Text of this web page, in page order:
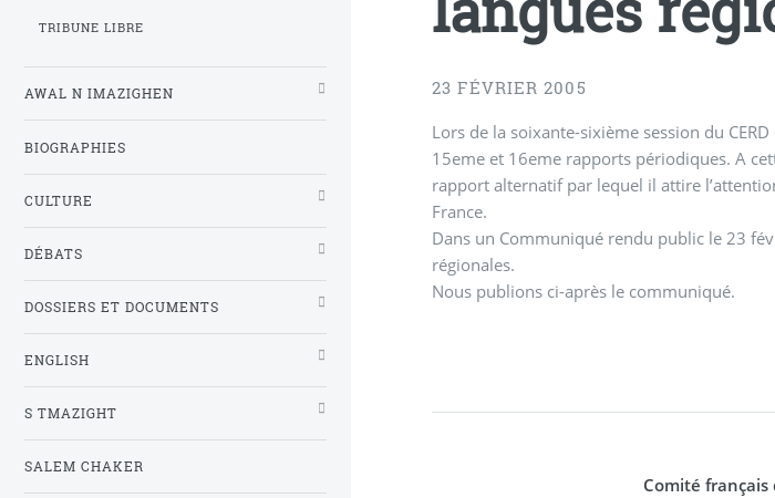
23 FÉVRIER 2005
Lors de la soixante-sixième session du
15eme et 16eme rapports périodiques. A
rapport alternatif par lequel il attire
France.
Dans un Communiqué rendu public le 23
régionales.
Nous publions ci-après le communiqué.
Comité français
TRIBUNE LIBRE
AWAL N IMAZIGHEN
BIOGRAPHIES
CULTURE
DÉBATS
DOSSIERS ET DOCUMENTS
ENGLISH
S TMAZIGHT
SALEM CHAKER